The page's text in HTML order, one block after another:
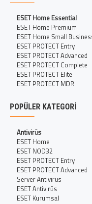
ESET Home Essential
ESET Home Premium
ESET Home Small
ESET PROTECT Entry
ESET PROTECT Advanced
ESET PROTECT Complete
ESET PROTECT Elite
ESET PROTECT MDR
POPÜLER KATEGORI
Antivirüs
ESET Home
ESET NOD32
ESET PROTECT Entry
ESET PROTECT Advanced
Server Antivirüs
ESET Antivirüs
ESET Kurumsal